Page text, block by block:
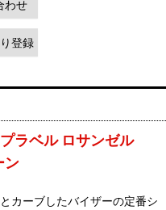
わせ
登録
ラベル ロサンゼル
ン
カーブしたバイザーの定番シ